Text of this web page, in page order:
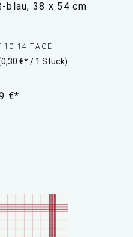
blau, 38 x 54 cm
10-14 TAGE
€* / 1 Stück)
€*